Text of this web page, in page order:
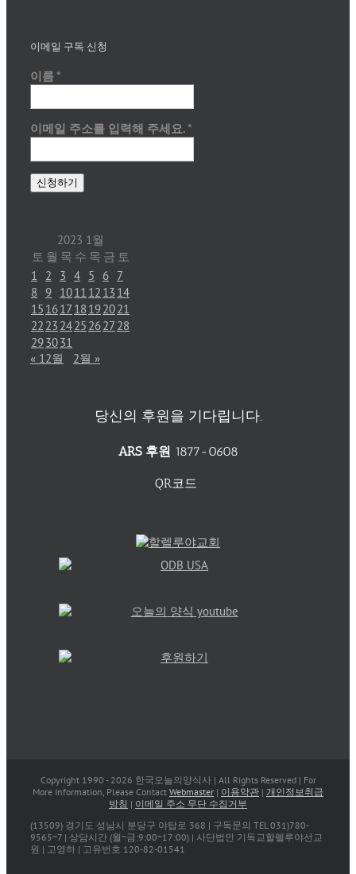
이메일 구독 신청
이름 *
이메일 주소를 입력해 주세요. *
2023 1월
토 월 목 수 목 금 토
1 2 3 4 5 6 7
8 9 1011 12 13 14
15 1617 18 192021
22 23 2425 2627 28
293031
« 12월
2월 »
당신의 후원을 기다립니다.
ARS 후원 1877-0608
QR코드
Copyright 1990 - 2026 한국오늘의양식사 | All Rights Reserved | For
More Information, Please Contact Webmaster | 이용약관 | 개인정보취급
방침 | 이메일 주소 무단 수집거부
(13509) 경기도 성남시 분당구 야탑로 368 | 구독문의 TEL 031)780-
9565~7 | 상담시간 (월~금:9:00~17:00) | 사단법인 기독교할렐루야선교
원 | 고영하 | 고유번호 120-82-01541